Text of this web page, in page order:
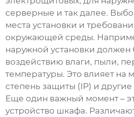
серверные и так далее.
места установки и
окружающей среды.
наружной установки должен
воздействию влаги, пыли,
температуры. Это влияет на
степень защиты (IP) и
Еще один важный момент –
устройство шкафа.